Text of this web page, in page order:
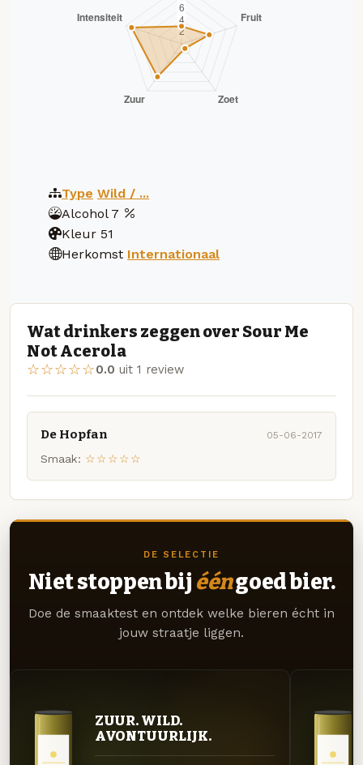
Type Wild / ...
Alcohol 7
Kleur 51
Herkomst Internationaal
Wat drinkers zeggen over Sour Me
Not Acerola
☆☆☆☆☆0.0 uit 1 review
De Hopfan 05-06-2017
Smaak: ☆☆☆☆☆
DE SELECTIE
Niet stoppen bij ééngoed bier.
Doe de smaaktest en ontdek welke bieren écht in
jouw straatje liggen.
ZUUR. WILD.
AVONTUURLIJK.